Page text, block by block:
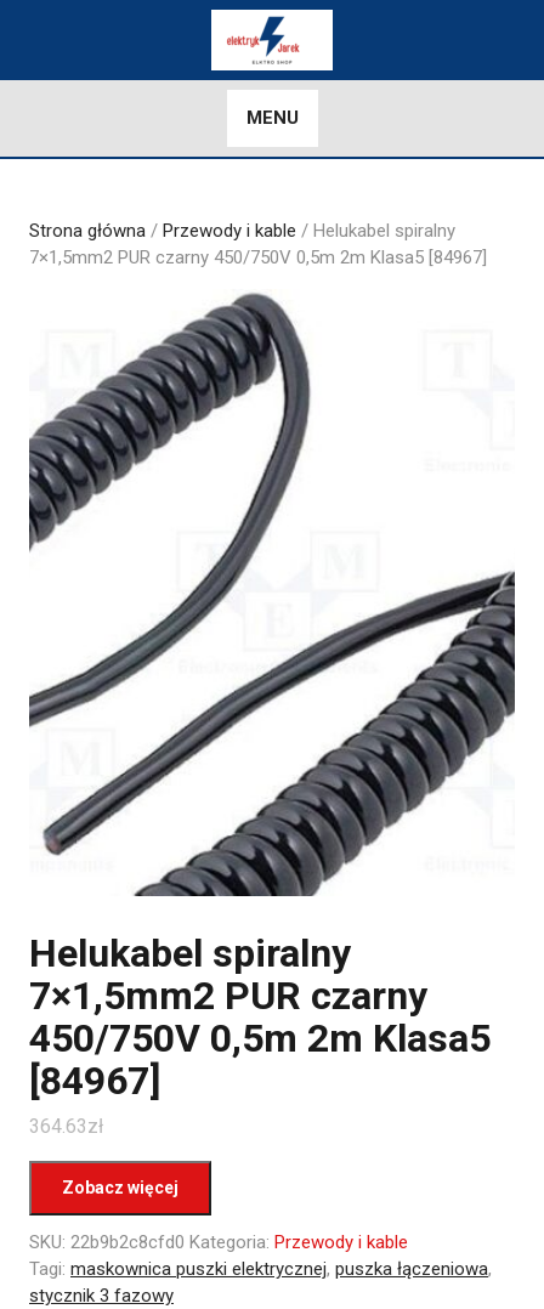
MENU
Strona główna / Przewody i kable / Helukabel spiralny
7×1,5mm2 PUR czarny 450/750V 0,5m 2m Klasa5 [84967]
Helukabel spiralny
7×1,5mm2 PUR czarny
450/750V 0,5m 2m Klasa5
[84967]
364.63zł
Zobacz więcej
SKU: 22b9b2c8cfd0 Kategoria: Przewody i kable
Tagi: maskownica puszki elektrycznej, puszka łączeniowa,
stycznik 3 fazowy